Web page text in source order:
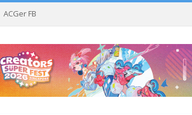
ACGer FB